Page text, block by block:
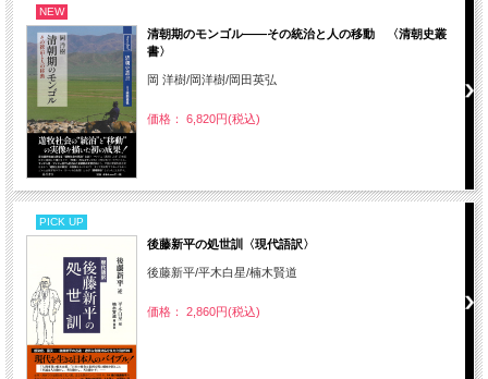
NEW
清朝期のモンゴル――その統治と人の移動 〈清朝史叢
書〉
岡 洋樹/岡洋樹/岡田英弘
価格： 6,820円(税込)
PICK UP
後藤新平の処世訓〈現代語訳〉
後藤新平/平木白星/楠木賢道
価格： 2,860円(税込)